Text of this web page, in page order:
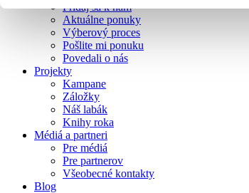
Pridaj sa k nám
Aktuálne ponuky
Výberový proces
Pošlite mi ponuku
Povedali o nás
Projekty
Kampane
Záložky
Náš labák
Knihy roka
Médiá a partneri
Pre médiá
Pre partnerov
Všeobecné kontakty
Blog